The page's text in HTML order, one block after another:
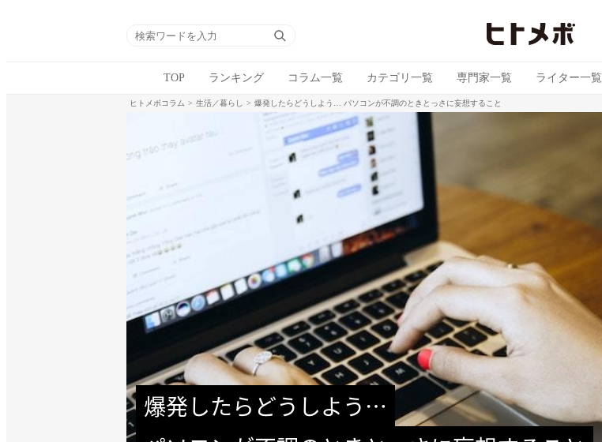
TOP ランキング コラム一覧 カテゴリ一覧 専門家一覧 ライター一覧
ヒトメボコラム 生活／暮らし 爆発したらどうしよう… パソコンが不調のときとっさに妄想すること
爆発したらどうしよう…